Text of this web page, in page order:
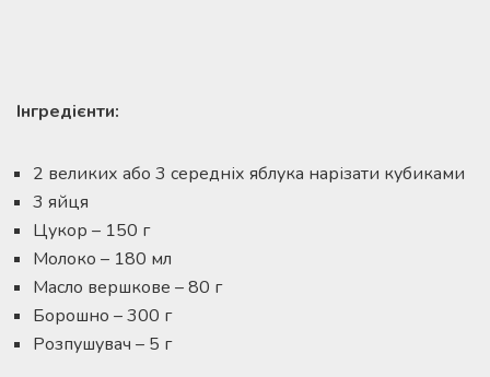
Інгредієнти:
2 великих або 3 середніх яблука нарізати кубиками
3 яйця
Цукор – 150 г
Молоко – 180 мл
Масло вершкове – 80 г
Борошно – 300 г
Розпушувач – 5 г